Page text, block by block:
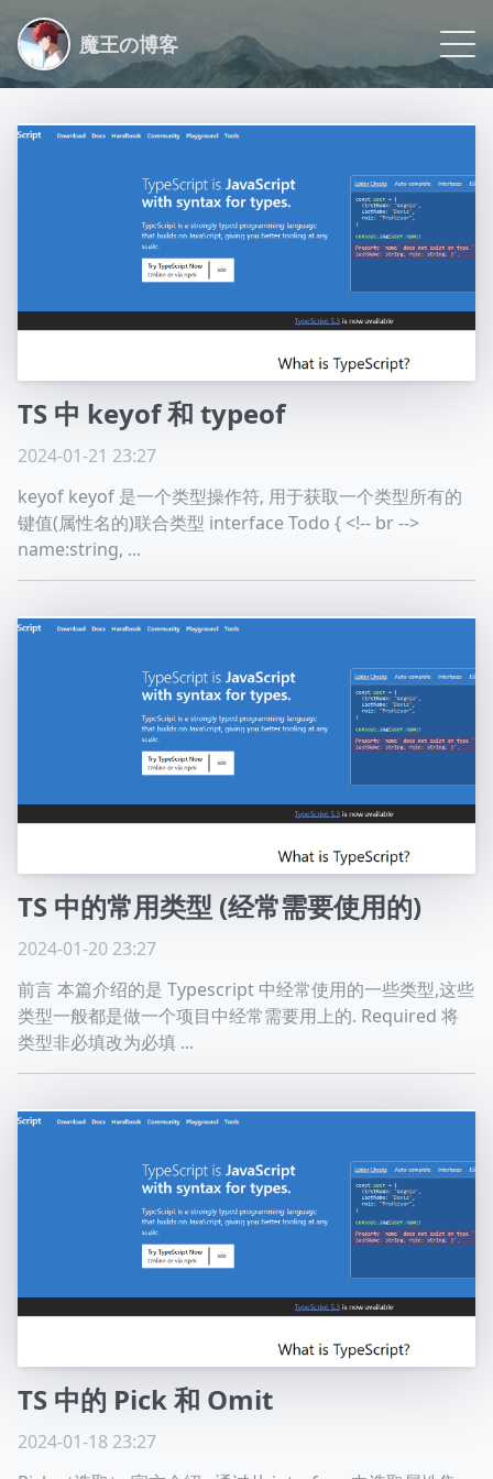
魔王の博客
Link
About
高兴的使用astro构建
© 2026 YOUR NAME HERE. |
TS 中 keyof 和 typeof
2024-01-21 23:27
keyof keyof 是一个类型操作符, 用于获取一个类型所有的
键值(属性名的)联合类型 interface Todo { <!-- br -->
name:string, ...
TS 中的常用类型 (经常需要使用的)
2024-01-20 23:27
前言 本篇介绍的是 Typescript 中经常使用的一些类型,这些
类型一般都是做一个项目中经常需要用上的. Required 将
类型非必填改为必填 ...
TS 中的 Pick 和 Omit
2024-01-18 23:27